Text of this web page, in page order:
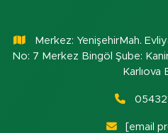
Merkez: YenişehirMah.
No: 7 Merkez Bingöl Şube:
Karlıova
[email